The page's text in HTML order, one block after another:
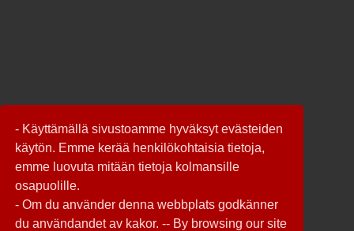
- Käyttämällä sivustoamme hyväksyt evästeiden
käytön. Emme kerää henkilökohtaisia tietoja,
emme luovuta mitään tietoja kolmansille
osapuolille.
- Om du använder denna webbplats godkänner
du användandet av kakor. -- By browsing our site